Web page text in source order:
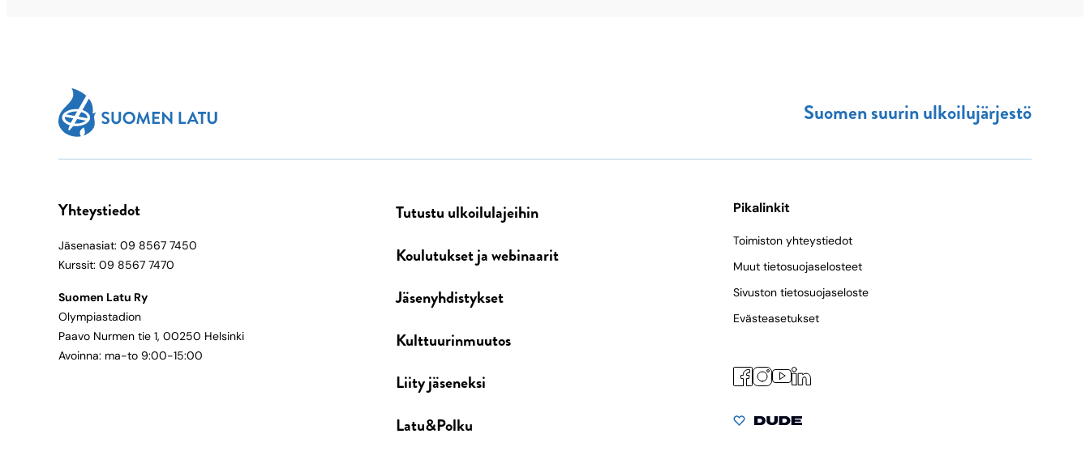
Suomen suurin ulkoilujärjestö
Yhteystiedot
Jäsenasiat: 09 8567 7450
Kurssit: 09 8567 7470
Suomen Latu Ry
Olympiastadion
Paavo Nurmen tie 1, 00250 Helsinki
Avoinna: ma-to 9:00-15:00
Tutustu ulkoilulajeihin
Koulutukset ja webinaarit
Jäsenyhdistykset
Kulttuurinmuutos
Liity jäseneksi
Latu&Polku
Pikalinkit
Toimiston yhteystiedot
Muut tietosuojaselosteet
Sivuston tietosuojaseloste
Evästeasetukset
Facebook
Instagram
YouTube
LinkedIn